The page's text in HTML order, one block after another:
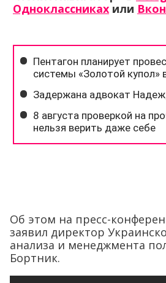
Одноклассниках или
Об этом на пресс-
заявил директор
анализа и менеджмента
Бортник.